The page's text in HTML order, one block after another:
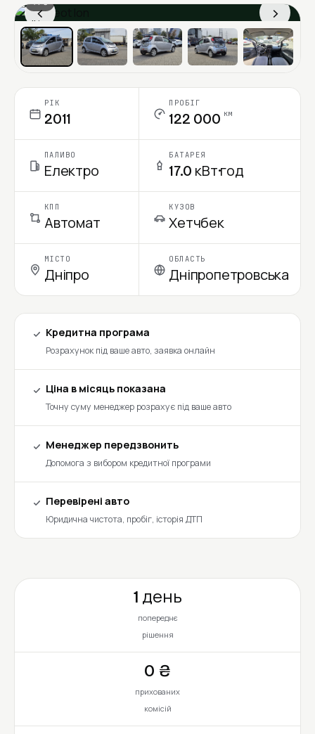
‹ ›
Ціна в місяць
РІК
2011
ПРОБІГ
122 000 км
ПАЛИВО
Електро
БАТАРЕЯ
17.0 кВт·год
КПП
Автомат
КУЗОВ
Хетчбек
МІСТО
Дніпро
ОБЛАСТЬ
Дніпропетровська
Кредитна програма
Розрахунок під ваше авто, заявка онлайн
Ціна в місяць показана
Точну суму менеджер розрахує під ваше авто
Менеджер передзвонить
Допомога з вибором кредитної програми
Перевірені авто
Юридична чистота, пробіг, історія ДТП
1 день
попереднє
рішення
0 ₴
прихованих
комісій